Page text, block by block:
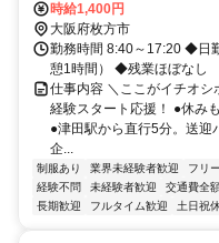
〔学研都市線〕 長尾（大阪
手】JR「津田」駅より無料
時給1,400円
大阪府枚方市
勤務時間 8:40～17:20 ◆日
憩1時間） ◆残業ほぼなし
仕事内容 ＼ここがイチオ
経験スタート応援！ ●休み
●津田駅から直行5分。送迎
企...
制服あり 業界未経験者歓迎 フリ
経験不問
未経験者歓迎 交通費全
長期歓迎
フルタイム歓迎 土日祝